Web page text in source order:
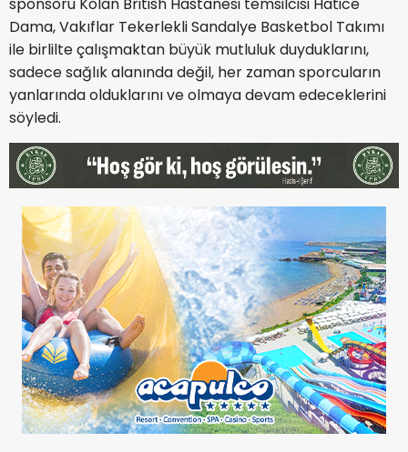
Dama, Vakıflar Tekerlekli Sandalye Basketbol Takımı
ile birlilte çalışmaktan büyük mutluluk duyduklarını,
sadece sağlık alanında değil, her zaman sporcuların
yanlarında olduklarını ve olmaya devam edeceklerini
söyledi.